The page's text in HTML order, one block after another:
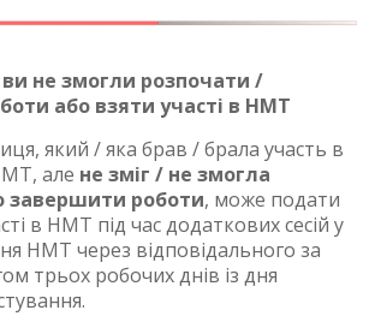
не змогли розпочати /
або взяти участі в НМТ
який / яка брав / брала участь в
але не зміг / не змогла
завершити роботи, може подати
в НМТ під час додаткових сесій у
НМТ через відповідального за
трьох робочих днів із дня